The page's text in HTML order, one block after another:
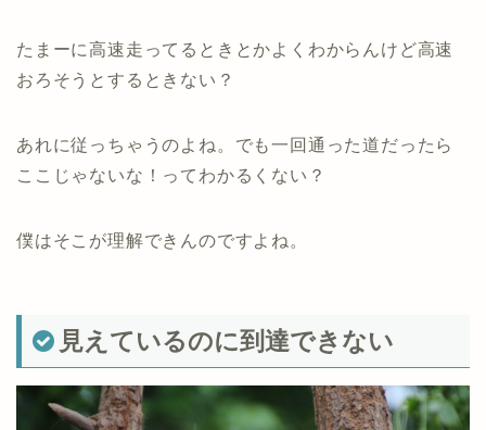
たまーに高速走ってるときとかよくわからんけど高速
おろそうとするときない？
あれに従っちゃうのよね。でも一回通った道だったら
ここじゃないな！ってわかるくない？
僕はそこが理解できんのですよね。
見えているのに到達できない